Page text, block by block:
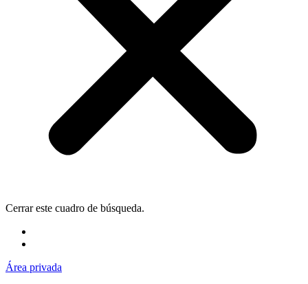
Cerrar este cuadro de búsqueda.
Área privada